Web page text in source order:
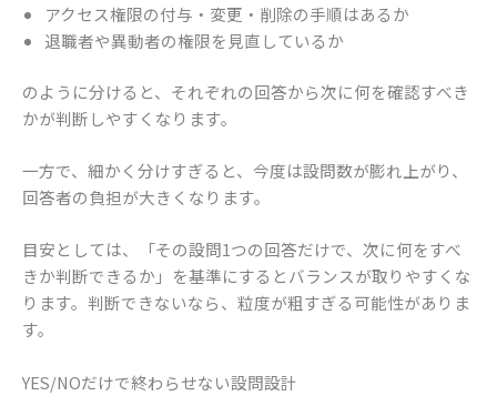
アクセス権限の付与・変更・削除の手順はあるか
退職者や異動者の権限を見直しているか
のように分けると、それぞれの回答から次に何を確認すべき
かが判断しやすくなります。
一方で、細かく分けすぎると、今度は設問数が膨れ上がり、
回答者の負担が大きくなります。
目安としては、「その設問1つの回答だけで、次に何をすべ
きか判断できるか」を基準にするとバランスが取りやすくな
ります。判断できないなら、粒度が粗すぎる可能性がありま
す。
YES/NOだけで終わらせない設問設計